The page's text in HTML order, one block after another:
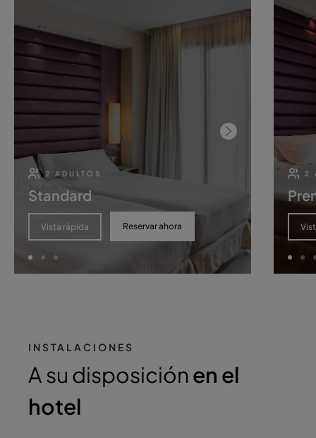
2 ADULTOS
Standard
Vista rápida Reservar ahora
2
INSTALACIONES
A su disposiciónen el
hotel